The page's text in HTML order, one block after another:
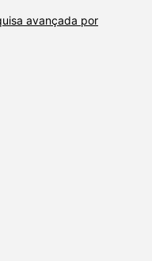
avançada por